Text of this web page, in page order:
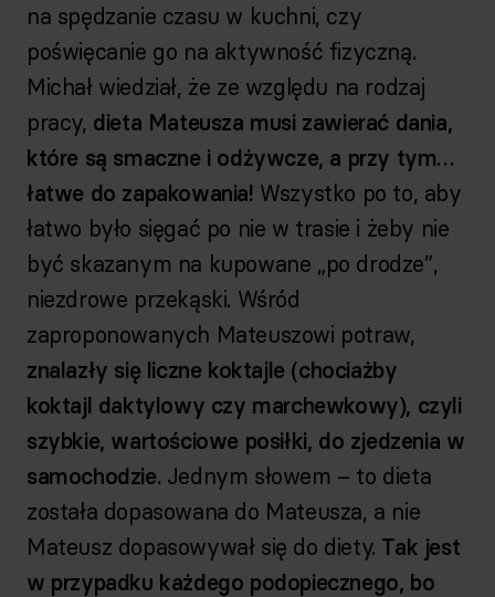
na spędzanie czasu w kuchni, czy
poświęcanie go na aktywność fizyczną.
Michał wiedział, że ze względu na rodzaj
pracy, dieta Mateusza musi zawierać dania,
które są smaczne i odżywcze, a przy tym…
łatwe do zapakowania! Wszystko po to, aby
łatwo było sięgać po nie w trasie i żeby nie
być skazanym na kupowane „po drodze”,
niezdrowe przekąski. Wśród
zaproponowanych Mateuszowi potraw,
znalazły się liczne koktajle (chociażby
koktajl daktylowy czy marchewkowy), czyli
szybkie, wartościowe posiłki, do zjedzenia w
samochodzie. Jednym słowem – to dieta
została dopasowana do Mateusza, a nie
Mateusz dopasowywał się do diety. Tak jest
w przypadku każdego podopiecznego, bo